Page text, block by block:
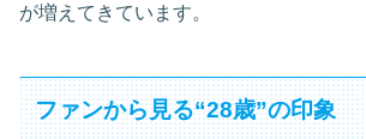
が増えてきています。
ファンから見る“28歳”の印象